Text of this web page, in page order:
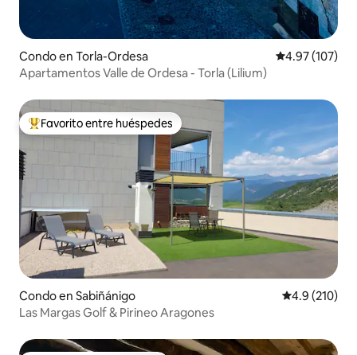
Condo en Torla-Ordesa Calificación
4.97 (107)
Apartamentos Valle de Ordesa - Torla (Lilium)
Favorito entre huéspedes preferido
Favorito entre huéspedes
Condo en Sabiñánigo Calificación
4.9 (210)
Las Margas Golf & Pirineo Aragones